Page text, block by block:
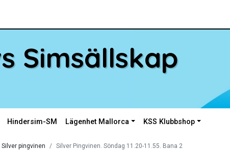
Simsällskap
Hindersim-SM Lägenhet Mallorca KSS Klubbshop
Silver pingvinen Silver Pingvinen. Söndag 11.20-11.55. Bana 2